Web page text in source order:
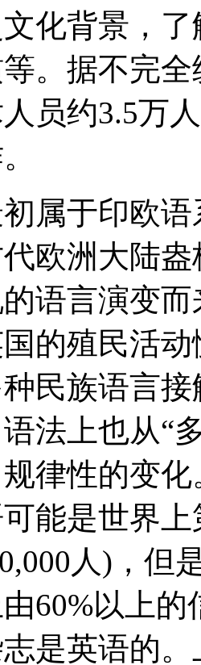
化背景，
。据不完
员约3.5万
于印欧语
欧洲大陆
语言演变
的殖民活
种民族语言
法上也从“
律性的变
能是世界
人)，但
60%以上
志是英语的